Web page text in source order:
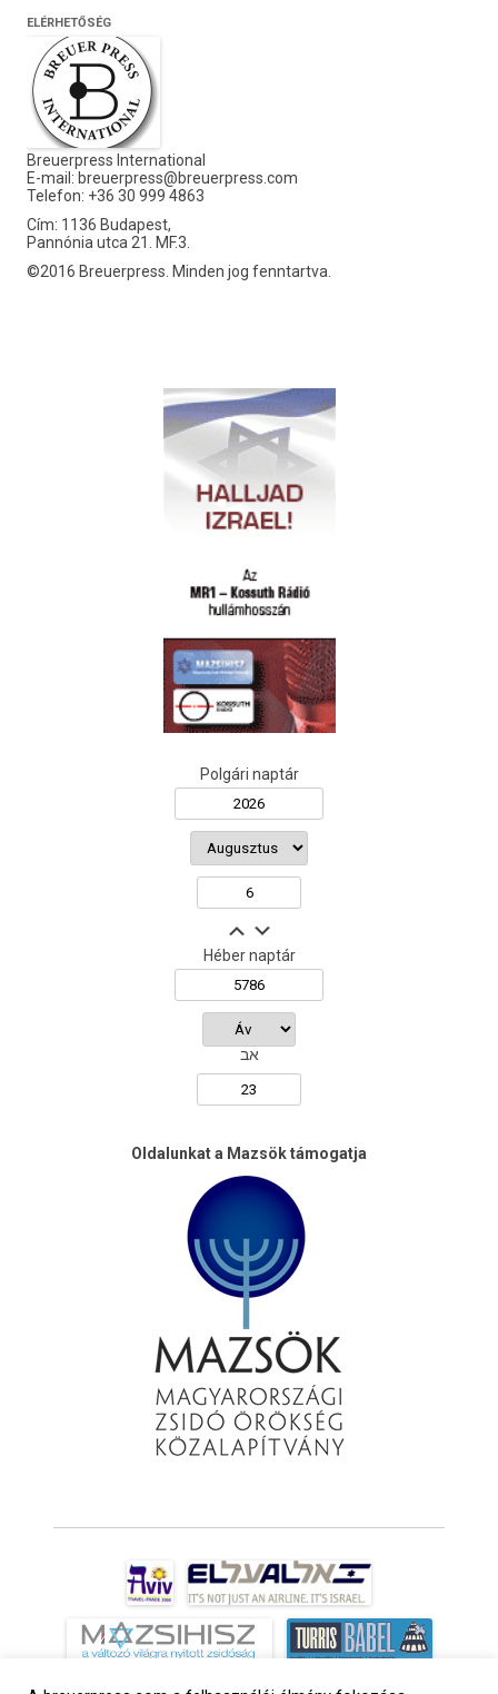
ELÉRHETŐSÉG
Breuerpress International
E-mail: breuerpress@breuerpress.com
Telefon: +36 30 999 4863
Cím: 1136 Budapest,
Pannónia utca 21. MF.3.
©2016 Breuerpress. Minden jog fenntartva.
Polgári naptár
Héber naptár
אב
Oldalunkat a Mazsök támogatja